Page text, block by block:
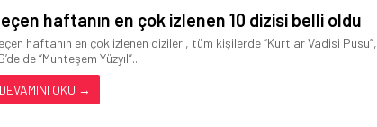
haftanın en çok izlenen 10 dizisi belli oldu
haftanın en çok izlenen dizileri, tüm kişilerde “Kurtlar Vadisi Pusu”,
de “Muhteşem Yüzyıl”...
DEVAMINI OKU →